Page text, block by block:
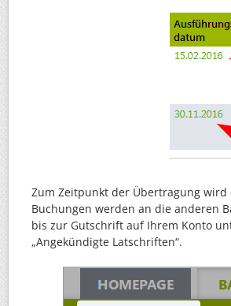
Zum Zeitpunkt der Übertragung
Buchungen werden an die anderen
bis zur Gutschrift auf Ihrem Konto
„Angekündigte Latschriften“.